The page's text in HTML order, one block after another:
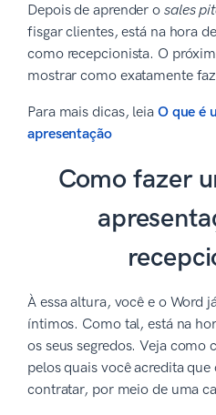
Depois de aprender o sales
fisgar clientes, está na hora
como recepcionista. O
mostrar como exatamente
Para mais dicas, leia O que é
apresentação
Como fazer
À essa altura, você e o Word
íntimos. Como tal, está na
os seus segredos. Veja como
pelos quais você acredita
contratar, por meio de uma